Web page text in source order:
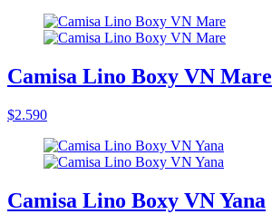
Camisa Lino Boxy VN Mare
$2.590
Camisa Lino Boxy VN Yana